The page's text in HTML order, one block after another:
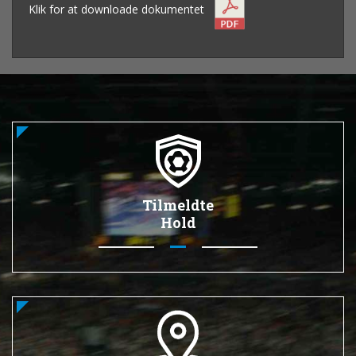
Klik for at downloade dokumentet
Tilmeldte
Hold